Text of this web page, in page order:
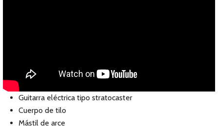
Guitarra eléctrica tipo stratocaster
Cuerpo de tilo
Mástil de arce